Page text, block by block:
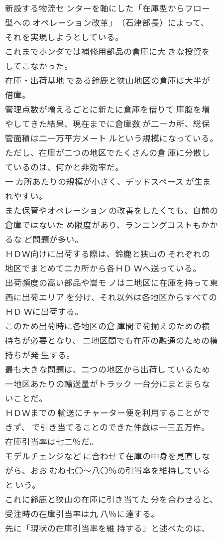
新設する物流セ ンターを軸にした「在庫型からフロー
型への オペレーション改革」（石津部長）によって、
それを実現しようとしている。
これまでホンダでは補修用部品の倉庫に大 きな投資を
してこなかった。
在庫・出荷基地 である鈴鹿と狭山地区の倉庫は大半が
借庫。
管理点数が増えるごとに新たに倉庫を借りて 庫腹を増
やしてきた結果、現在までに倉庫数 が二一カ所、総保
管面積は二一万平方メート ルという規模になっている。
ただし、在庫が二つの地区でたくさんの倉 庫に分散し
ているのは、何かと非効率だ。
一 カ所あたりの規模が小さく、デッドスペース が生ま
れやすい。
また保管やオペレーション の改善をしたくても、自前の
倉庫ではないた め限度があり、ランニングコストもかか
るな ど問題が多い。
ＨＤＷ向けに出荷する際は、鈴鹿と狭山の それぞれの
地区でまとめて二カ所から各ＨＤ Ｗへ送っている。
出荷頻度の高い部品や嵩モ ノは二地区に在庫を持って東
西に出荷エリア を分け、それ以外は各地区からすべての
ＨＤ Ｗに出荷する。
このため出荷時に各地区の倉 庫間で荷揃えのための横
持ちが必要となり、 二地区間でも在庫の融通のための横
持ちが発 生する。
最も大きな問題は、二つの地区から出荷し ているため
一地区あたりの輸送量がトラック 一台分にまとまらな
いことだ。
ＨＤＷまでの 輸送にチャーター便を利用することがで
きず、 で引き当てることのできた件数は一三五万件。
在庫引当率は七二％だ。
モデルチェンジなど に合わせて在庫の中身を見直しな
がら、おお むね七〇〜八〇％の引当率を維持している
と いう。
これに鈴鹿と狭山の在庫に引き当てた 分を合わせると、
受注時の在庫引当率は九 八％に達する。
先に「現状の在庫引当率を維 持する」と述べたのは、